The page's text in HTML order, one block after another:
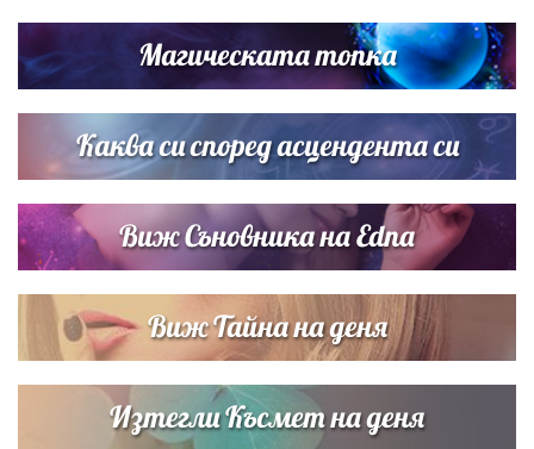
Списъкът е ясен: Джей Ло и Риана във ВИП гостите на
сватбата на Роналдо
Магическата топка
Каква си според асцендента си
Виж Съновника на Edna
Виж Тайна на деня
Изтегли Късмет на деня